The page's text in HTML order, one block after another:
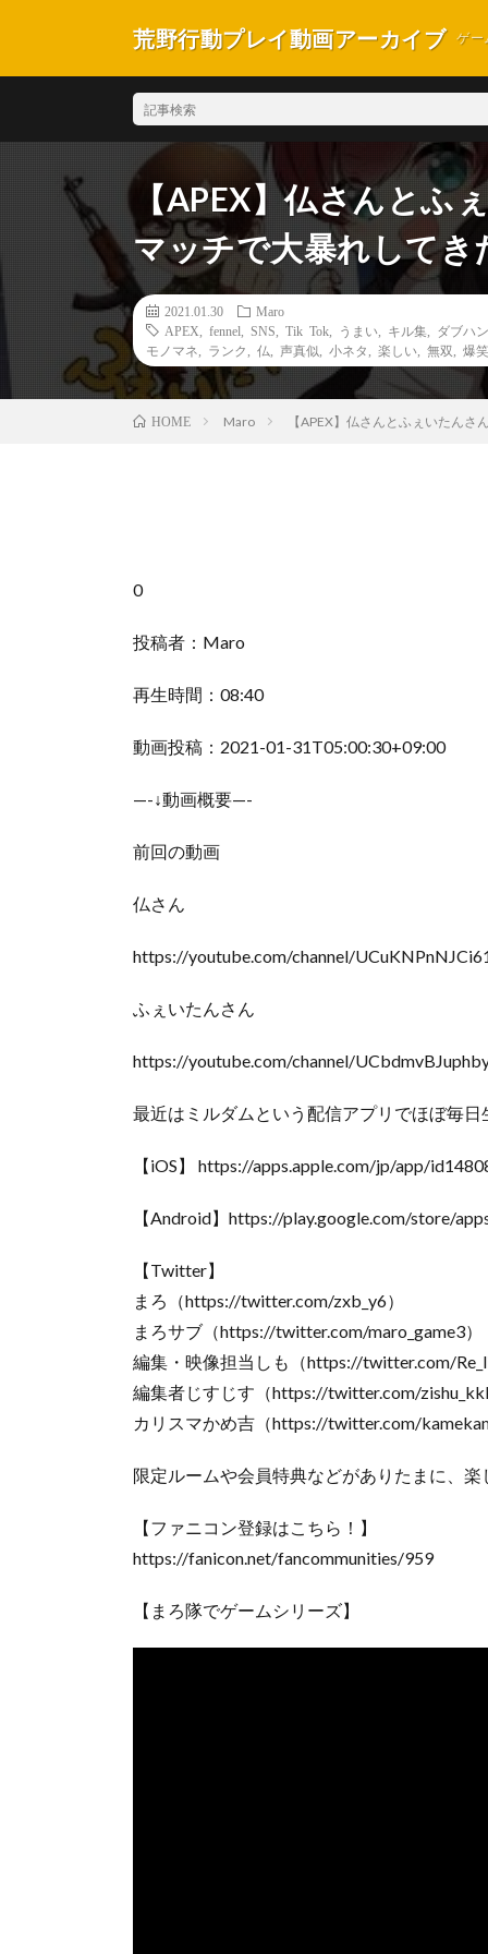
荒野行動プレイ動画アーカイブ ゲー
【APEX】仏さんとふ
マッチで大暴れして
2021.01.30
Maro
APEX
fennel SNS Tik Tok うまい キル集 ダブハン
モノマネ
ランク 仏 声真似 小ネタ 楽しい 無双 爆笑
HOME Maro 【APEX】仏さんとふぇいたん
0
投稿者：Maro
再生時間：08:40
動画投稿：2021-01-31T05:00:30+09:00
—-↓動画概要—-
前回の動画
仏さん
https://youtube.com/channel/
ふぇいたんさん
https://youtube.com/channel/
最近はミルダムという配信アプリでほぼ毎日
【iOS】 https://apps.apple.com/jp/app/
【Android】https://play.google.com/store/
【Twitter】
まろ（https://twitter.com/zxb_y6）
まろサブ（https://twitter.com/maro_game3）
編集・映像担当しも（https://twitter.com/
編集者じすじす（https://twitter.com/zishu_kkk
カリスマかめ吉（https://twitter.com/
限定ルームや会員特典などがありたまに、楽
【ファニコン登録はこちら！】
https://fanicon.net/fancommunities/959
【まろ隊でゲームシリーズ】